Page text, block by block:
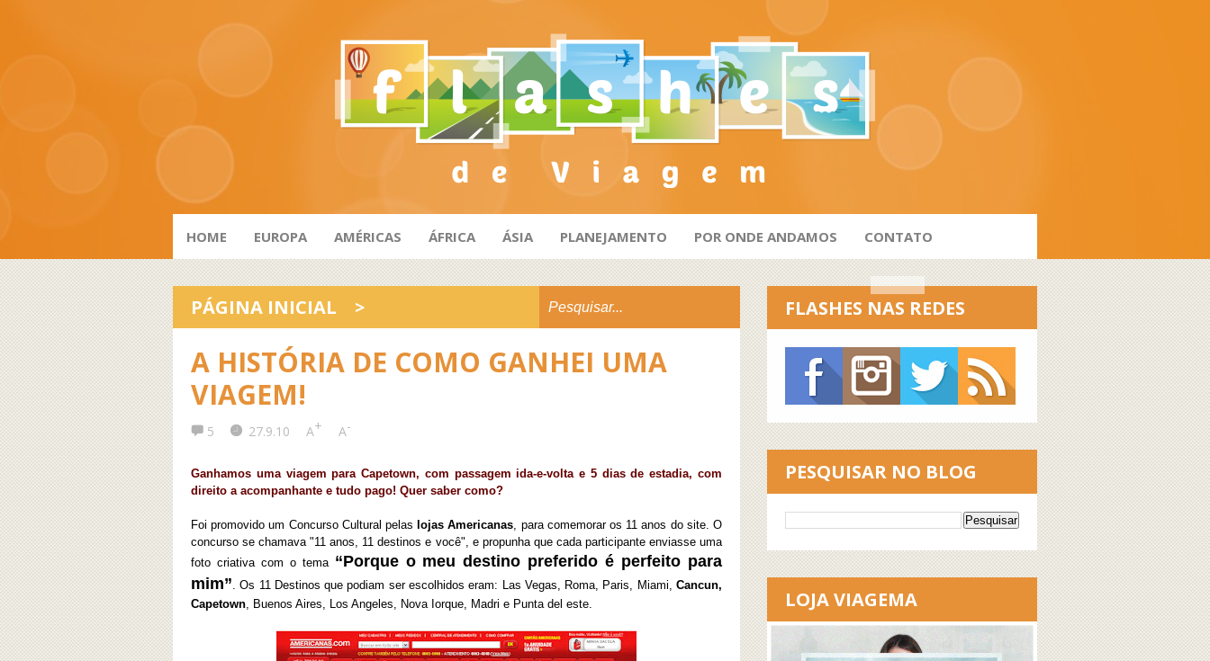
HOME EUROPA AMÉRICAS ÁFRICA ÁSIA PLANEJAMENTO POR ONDE ANDAMOS CONTATO
PÁGINA INICIAL >
A HISTÓRIA DE COMO GANHEI UMA
VIAGEM!
5 27.9.10 A+ A-
Ganhamos uma viagem para Capetown, com passagem ida-e-volta e 5 dias de estadia, com
direito a acompanhante e tudo pago! Quer saber como?
Foi promovido um Concurso Cultural pelaslojas Americanas , para comemorar os 11 anos do site. O
concurso se chamava "11 anos, 11 destinos e você", e propunha que cada participante enviasse uma
foto criativa com o tema “Porque o meu destino preferido é perfeito para
mim” . Os 11 Destinos que podiam ser escolhidos eram: Las Vegas, Roma, Paris, Miami, Cancun,
Capetown , Buenos Aires, Los Angeles, Nova Iorque, Madri e Punta del este.
FLASHES NAS REDES
PESQUISAR NO BLOG
LOJA VIAGEMA